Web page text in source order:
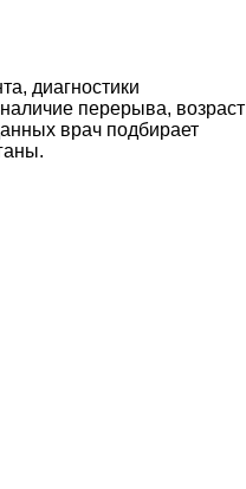
диагностики
перерыва, возраст
врач подбирает